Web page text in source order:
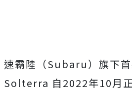
速霸陸（Subaru）旗下
Solterra 自2022年10月